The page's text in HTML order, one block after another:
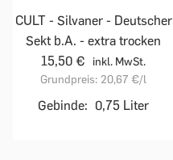
CULT - Silvaner - Deutscher
Sekt b.A. - extra trocken
15,50 €
inkl. MwSt.
Grundpreis: 20,67 €/l
Gebinde: 0,75 Liter